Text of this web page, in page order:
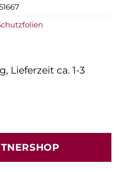
Lieferzeit ca. 1-3